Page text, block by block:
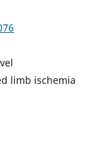
limb ischemia